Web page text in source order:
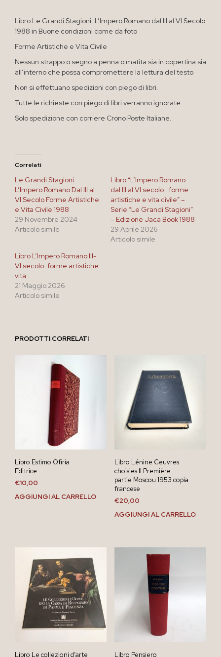
Libro Le Grandi Stagioni. L’Impero Romano dal III al VI Secolo
1988 in Buone condizioni come da foto
Forme Artistiche e Vita Civile
Nessun strappo o segno a penna o matita sia in copertina sia
all’interno che possa compromettere la lettura del testo
Non si effettuano spedizioni con piego di libri.
Tutte le richieste con piego di libri verranno ignorate.
Solo spedizione con corriere Crono Poste Italiane.
Correlati
Le Grandi Stagioni
L’Impero Romano Dal III al
VI Secolo Forme Artistiche
e Vita Civile 1988
29 Novembre 2024
Articolo simile
Libro “L’Impero Romano
dal III al VI secolo : forme
artistiche e vita civile” –
Serie “Le Grandi Stagioni”
– Edizione Jaca Book 1988
29 Aprile 2026
Articolo simile
Libro L’Impero Romano III-
VI secolo: forme artistiche
vita
21 Maggio 2026
Articolo simile
PRODOTTI CORRELATI
Libro Estimo Ofiria
Editrice
€10,00
AGGIUNGI AL CARRELLO
Libro Lénine Ceuvres
choisies II Première
partie Moscou 1953 copia
francese
€20,00
AGGIUNGI AL CARRELLO
Libro Le collezioni d’arte Libro Pensiero